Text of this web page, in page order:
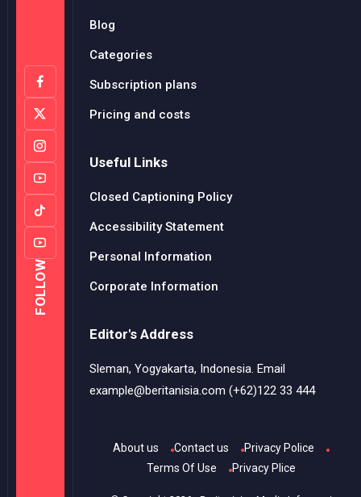
FOLLOW
Blog
Categories
Subscription plans
Pricing and costs
Useful Links
Closed Captioning Policy
Accessibility Statement
Personal Information
Corporate Information
Editor's Address
Sleman, Yogyakarta, Indonesia. Email
example@beritanisia.com (+62)122 33 444
About us Contact us
Privacy Police
Terms Of Use
Privacy Plice